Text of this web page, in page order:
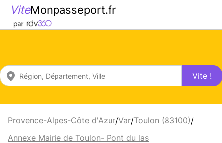
ViteMonpasseport.fr
Vite !
Provence-Alpes-Côte d'Azur/Var/Toulon (83100)/
Annexe Mairie de Toulon- Pont du las